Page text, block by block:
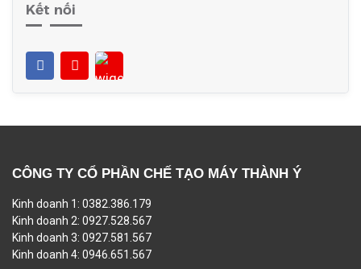
Kết nối
CÔNG TY CỔ PHẦN CHẾ TẠO MÁY THÀNH Ý
Kinh doanh 1: 0382.386.179
Kinh doanh 2: 0927.528.567
Kinh doanh 3: 0927.581.567
Kinh doanh 4: 0946.651.567